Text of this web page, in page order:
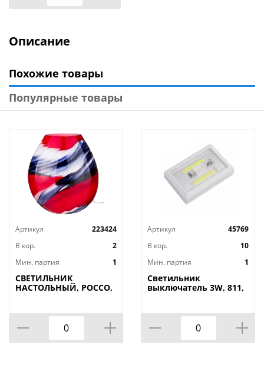
Описание
Похожие товары
Популярные товары
Артикул
223424
В кор.
2
Мин. партия
1
СВЕТИЛЬНИК
НАСТОЛЬНЫЙ, РОССО,
Артикул
45769
В кор.
10
Мин. партия
1
Светильник
выключатель 3W, 811,
магнитах, 1/240